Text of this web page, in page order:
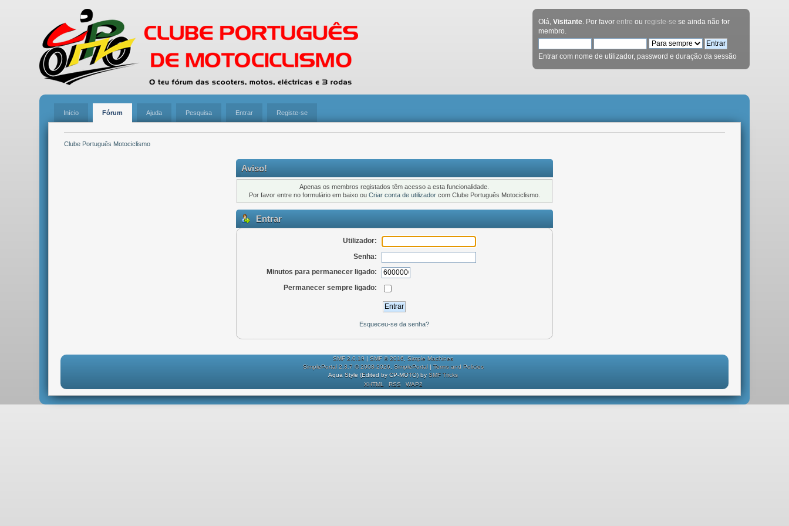
Olá, Visitante. Por favor entre ou registe-se se ainda não for
membro.
Entrar com nome de utilizador, password e duração da sessão
Início Fórum Ajuda Pesquisa Entrar Registe-se
Clube Português Motociclismo
Aviso!
Apenas os membros registados têm acesso a esta funcionalidade.
Por favor entre no formulário em baixo ou Criar conta de utilizadorcom Clube Português Motociclismo.
Entrar
Utilizador:
Senha:
Minutos para permanecer ligado:
Permanecer sempre ligado:
Esqueceu-se da senha?
SMF 2.0.19 | SMF © 2016, Simple Machines
SimplePortal 2.3.7 © 2008-2026, SimplePortal| Terms and Policies
Aqua Style (Edited by CP-MOTO) by SMF Tricks
XHTML
RSS WAP2